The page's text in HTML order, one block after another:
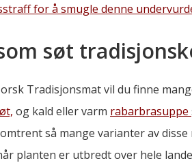
for å smugle denne
søt
Tradisjonsmat vil du finne
og kald eller varm rabarbrasuppe
så mange varianter av
planten er utbredt over hele